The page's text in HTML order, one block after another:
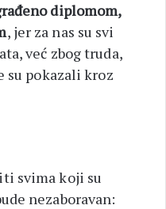
diplomom,
, jer za nas su svi
već zbog truda,
pokazali kroz
svima koji su
nezaboravan: